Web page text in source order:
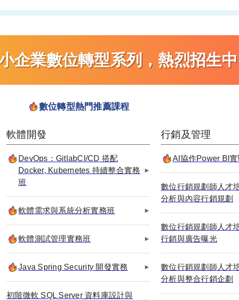
企業數位轉型系列，熱烈招生中
數位轉型熱門推薦課程
軟體開發
DevOps：GitlabCI/CD 搭配
Docker, Kubernetes 持續整合實務
班
軟體需求與系統分析實務班
軟體測試管理實務班
Java Spring Security 開發實務
初階微軟 SQL Server 資料庫設計與
行銷及管理
AI協作Power BI實
數位行銷規劃師人才
分析與內容行銷規劃
數位行銷規劃師人才
行銷與廣告曝光
數位行銷規劃師人才
分析與整合行銷企劃